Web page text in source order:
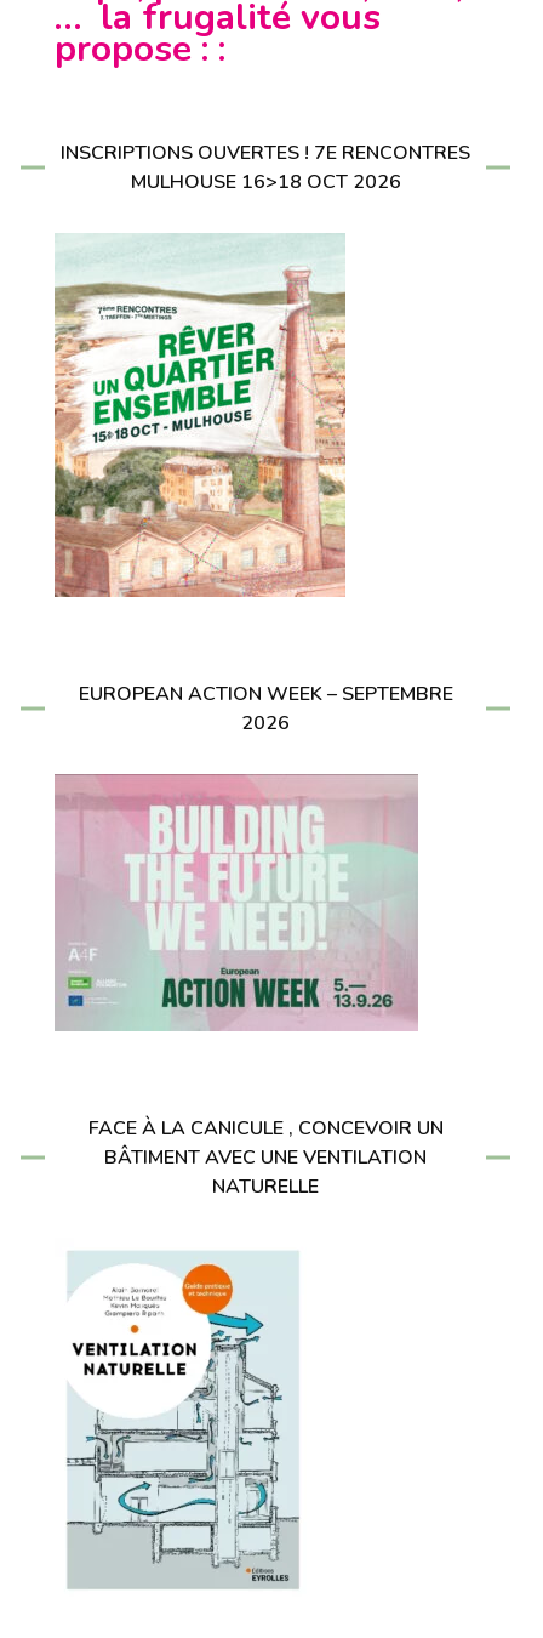
… la frugalité vous
propose : :
INSCRIPTIONS OUVERTES ! 7E RENCONTRES
MULHOUSE 16>18 OCT 2026
EUROPEAN ACTION WEEK – SEPTEMBRE
2026
FACE À LA CANICULE , CONCEVOIR UN
BÂTIMENT AVEC UNE VENTILATION
NATURELLE